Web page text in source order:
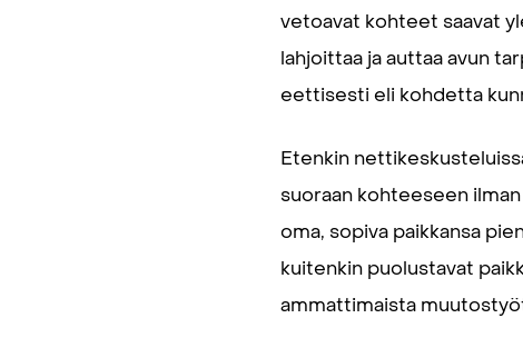
vetoavat kohteet saavat
lahjoittaa ja auttaa avun
eettisesti eli kohdetta
Etenkin
suoraan kohteeseen
oma, sopiva paikkansa
kuitenkin puolustavat
ammattimaista